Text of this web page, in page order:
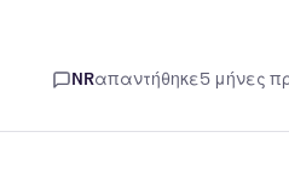
NRαπαντήθηκε5 μήνες